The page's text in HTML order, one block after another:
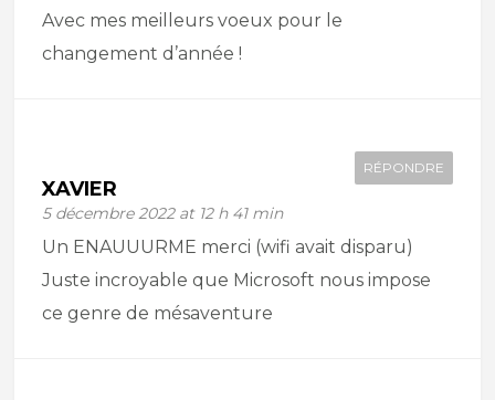
Avec mes meilleurs voeux pour le
changement d’année !
XAVIER
5 décembre 2022 at 12 h 41 min
RÉPONDRE
Un ENAUUURME merci (wifi avait disparu)
Juste incroyable que Microsoft nous impose
ce genre de mésaventure